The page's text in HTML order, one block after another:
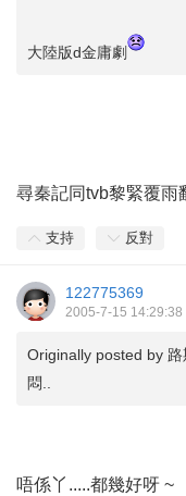
大陸版d金庸劇
尋秦記同tvb黎緊覆雨
支持 反對
122775369
2005-7-15 14:29:38
Originally posted by
悶..
唔係丫.....都幾好呀 ~